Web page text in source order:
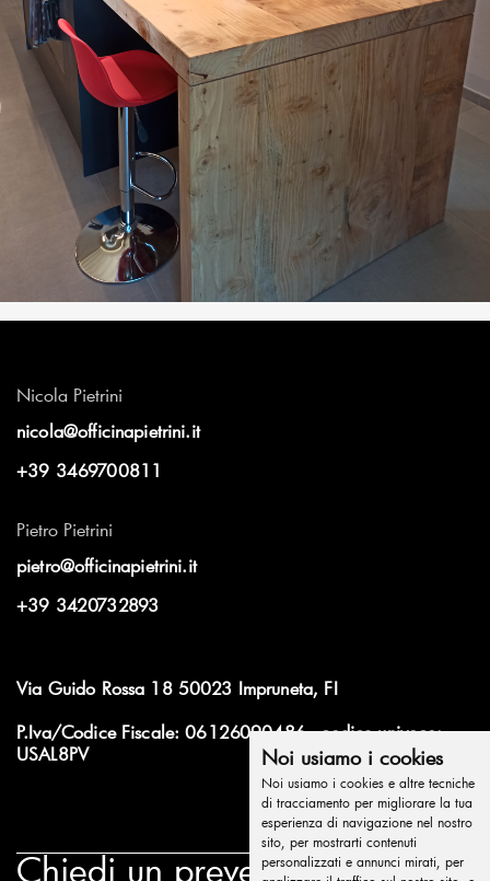
Noi usiamo i cookies
Noi usiamo i cookies e altre tecniche
di tracciamento per migliorare la tua
esperienza di navigazione nel nostro
sito, per mostrarti contenuti
personalizzati e annunci mirati, per
Nicola Pietrini
nicola@officinapietrini.it
+39 3469700811
Pietro Pietrini
pietro@officinapietrini.it
+39 3420732893
Via Guido Rossa 18 50023 Impruneta, FI
P.Iva/Codice Fiscale: 06126090486 - codice univoco:
USAL8PV
Chiedi un preventivo